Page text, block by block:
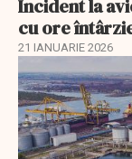
Incident la
cu ore
21 IANUARIE 2026
EXCLUSIV